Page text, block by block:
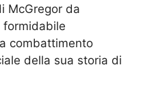
McGregor da
formidabile
combattimento
della sua storia di